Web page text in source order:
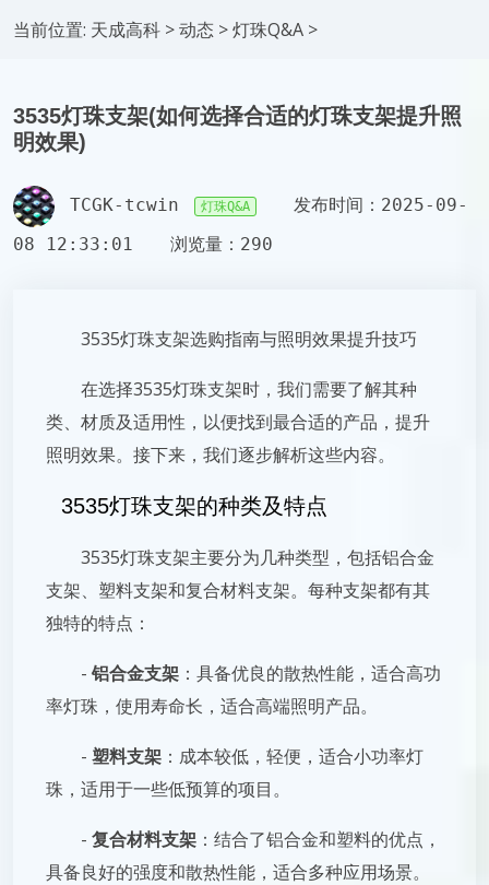
当前位置: 天成高科 >动态 >灯珠Q&A >
3535灯珠支架(如何选择合适的灯珠支架提升照
明效果)
TCGK-tcwin 灯珠Q&A
发布时间：2025-09-
08 12:33:01
浏览量：290
3535灯珠支架选购指南与照明效果提升技巧
在选择3535灯珠支架时，我们需要了解其种
类、材质及适用性，以便找到最合适的产品，提升
照明效果。接下来，我们逐步解析这些内容。
3535灯珠支架的种类及特点
3535灯珠支架主要分为几种类型，包括铝合金
支架、塑料支架和复合材料支架。每种支架都有其
独特的特点：
- 铝合金支架 ：具备优良的散热性能，适合高功
率灯珠，使用寿命长，适合高端照明产品。
- 塑料支架 ：成本较低，轻便，适合小功率灯
珠，适用于一些低预算的项目。
- 复合材料支架 ：结合了铝合金和塑料的优点，
具备良好的强度和散热性能，适合多种应用场景。